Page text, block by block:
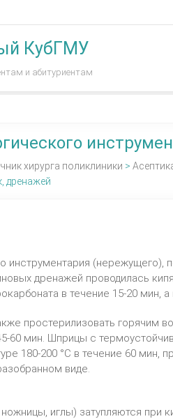
КубГМУ
и абитуриентам
хирурга поликлиники >
дренажей
инструментария (нережущего),
дренажей проводилась
в течение 15-20 мин,
простерилизовать горячим
60 мин. Шприцы с
180-200 °С в течение 60 мин,
виде.
иглы) затупляются при